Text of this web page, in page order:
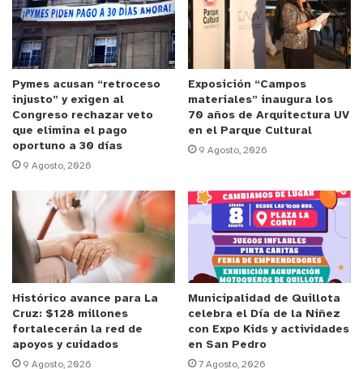
Este nuevo informe contiene resultados tanto del
segundo muestreo realizado el 21 de febrero de
2022, como del primero efectuado el 23 de
diciembre del año pasado, y que se informó el 4 de
enero de 2022, en el que se analizaron las aguas
provenientes del pozo de abastecimiento del APR
local, suelos de cultivo, suelos de un antiguo canal
de escurrimiento, así como hojas de paltos de
amplia abundancia en la zona.
ARSÉNICO DUPLICA NORMA
Según el director del Centro de Investigación HUB
Ambiental UPLA, Dr. Claudio Sáez, en este segundo
estudio, luego de analizar el agua recibida del APR
de Peñablanca en una casa del sector desde la
Pymes acusan “retroceso
injusto” y exigen al
Congreso rechazar veto
que elimina el pago
oportuno a 30 días
9 Agosto, 2026
Exposición “Campos
materiales” inaugura los
70 años de Arquitectura UV
en el Parque Cultural
9 Agosto, 2026
Histórico avance para La
Cruz: $128 millones
fortalecerán la red de
apoyos y cuidados
9 Agosto, 2026
Municipalidad de Quillota
celebra el Día de la Niñez
con Expo Kids y actividades
en San Pedro
7 Agosto, 2026